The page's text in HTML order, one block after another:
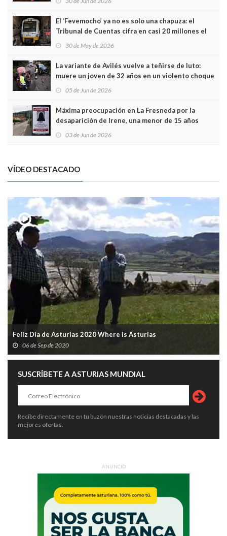
El ‘Fevemocho’ ya no es solo una chapuza: el
Tribunal de Cuentas cifra en casi 20 millones el
sobrecoste de los trenes que no cabían por los
30 de May de 2026
La variante de Avilés vuelve a teñirse de luto:
muere un joven de 32 años en un violento choque
frontal
05 de Jun de 2026
Máxima preocupación en La Fresneda por la
desaparición de Irene, una menor de 15 años
03 de Jun de 2026
VÍDEO DESTACADO
Feliz Día de Asturias 2020 Where is Asturias
06 de Sep de 2020
SUSCRÍBETE A ASTURIAS MUNDIAL
Recibe directamente en tu buzón nuestras noticias destacadas y las
mejores ofertas.
ANUNCIO